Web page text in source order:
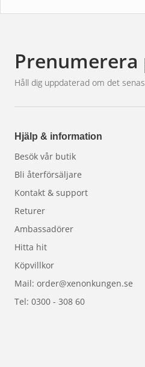
Storlek
Volt
10-32
Spot: Optimerad för
Driving: Optimerad för
Luxtar® X34 Ledramp
Användningsområden
Lastbil| Personbil |
Håll dig uppdaterad om det
Hjälp & information
Besök vår butik
Bli återförsäljare
Kontakt & support
Returer
Ambassadörer
Hitta hit
Köpvillkor
Mail: order@xenonkungen.se
Tel: 0300 - 308 60